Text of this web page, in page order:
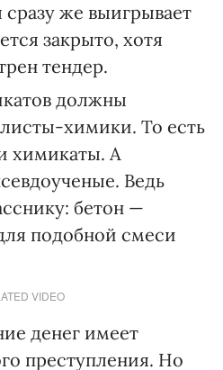
же выигрывает
закрыто, хотя
тендер.
должны
химики. То есть
химикаты. А
Ведь
бетон —
подобной смеси
VIDEO
денег имеет
преступления. Но